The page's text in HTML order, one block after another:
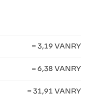
= 3,19 VANRY
= 6,38 VANRY
= 31,91 VANRY